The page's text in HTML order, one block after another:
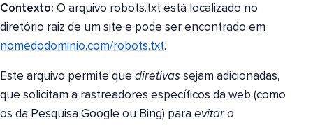
Contexto: O arquivo robots.txt está localizado no
diretório raiz de um site e pode ser encontrado em
nomedodominio.com/robots.txt.
Este arquivo permite que diretivas sejam adicionadas,
que solicitam a rastreadores específicos da web (como
os da Pesquisa Google ou Bing) para evitar o